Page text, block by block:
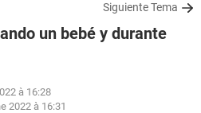
Siguiente Tema
un bebé y durante
à 16:28
2022 à 16:31